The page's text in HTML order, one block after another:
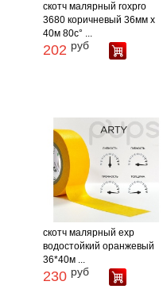
скотч малярный roxpro
3680 коричневый 36мм х
40м 80c° ...
202 руб
скотч малярный exp
водостойкий оранжевый
36*40м ...
230 руб